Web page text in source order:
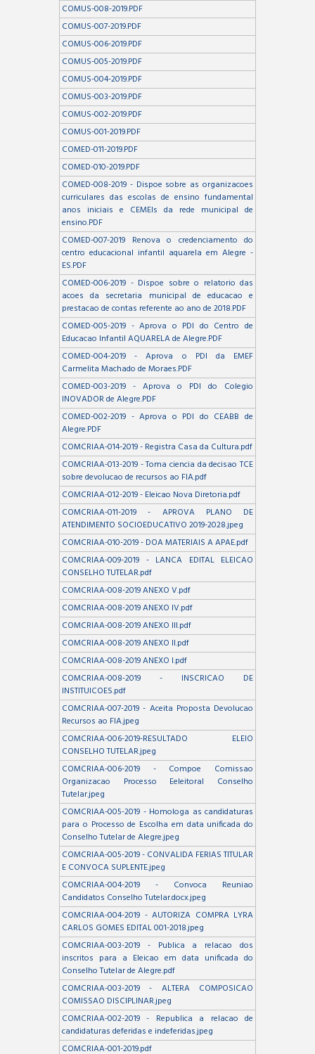
COMUS-008-2019.PDF
COMUS-007-2019.PDF
COMUS-006-2019.PDF
COMUS-005-2019.PDF
COMUS-004-2019.PDF
COMUS-003-2019.PDF
COMUS-002-2019.PDF
COMUS-001-2019.PDF
COMED-011-2019.PDF
COMED-010-2019.PDF
COMED-008-2019 - Dispoe sobre as organizacoes
curriculares das escolas de ensino fundamental
anos iniciais e CEMEIs da rede municipal de
ensino.PDF
COMED-007-2019 Renova o credenciamento do
centro educacional infantil aquarela em Alegre -
ES.PDF
COMED-006-2019 - Dispoe sobre o relatorio das
acoes da secretaria municipal de educacao e
prestacao de contas referente ao ano de 2018.PDF
COMED-005-2019 - Aprova o PDI do Centro de
Educacao Infantil AQUARELA de Alegre.PDF
COMED-004-2019 - Aprova o PDI da EMEF
Carmelita Machado de Moraes.PDF
COMED-003-2019 - Aprova o PDI do Colegio
INOVADOR de Alegre.PDF
COMED-002-2019 - Aprova o PDI do CEABB de
Alegre.PDF
COMCRIAA-014-2019 - Registra Casa da Cultura.pdf
COMCRIAA-013-2019 - Toma ciencia da decisao TCE
sobre devolucao de recursos ao FIA.pdf
COMCRIAA-012-2019 - Eleicao Nova Diretoria.pdf
COMCRIAA-011-2019 - APROVA PLANO DE
ATENDIMENTO SOCIOEDUCATIVO 2019-2028.jpeg
COMCRIAA-010-2019 - DOA MATERIAIS A APAE.pdf
COMCRIAA-009-2019 - LANCA EDITAL ELEICAO
CONSELHO TUTELAR.pdf
COMCRIAA-008-2019 ANEXO V.pdf
COMCRIAA-008-2019 ANEXO IV.pdf
COMCRIAA-008-2019 ANEXO III.pdf
COMCRIAA-008-2019 ANEXO II.pdf
COMCRIAA-008-2019 ANEXO I.pdf
COMCRIAA-008-2019 - INSCRICAO DE
INSTITUICOES.pdf
COMCRIAA-007-2019 - Aceita Proposta Devolucao
Recursos ao FIA.jpeg
COMCRIAA-006-2019-RESULTADO ELEIO
CONSELHO TUTELAR.jpeg
COMCRIAA-006-2019 - Compoe Comissao
Organizacao Processo Eeleitoral Conselho
Tutelar.jpeg
COMCRIAA-005-2019 - Homologa as candidaturas
para o Processo de Escolha em data unificada do
Conselho Tutelar de Alegre.jpeg
COMCRIAA-005-2019 - CONVALIDA FERIAS TITULAR
E CONVOCA SUPLENTE.jpeg
COMCRIAA-004-2019 - Convoca Reuniao
Candidatos Conselho Tutelar.docx.jpeg
COMCRIAA-004-2019 - AUTORIZA COMPRA LYRA
CARLOS GOMES EDITAL 001-2018.jpeg
COMCRIAA-003-2019 - Publica a relacao dos
inscritos para a Eleicao em data unificada do
Conselho Tutelar de Alegre.pdf
COMCRIAA-003-2019 - ALTERA COMPOSICAO
COMISSAO DISCIPLINAR.jpeg
COMCRIAA-002-2019 - Republica a relacao de
candidaturas deferidas e indeferidas.jpeg
COMCRIAA-001-2019.pdf